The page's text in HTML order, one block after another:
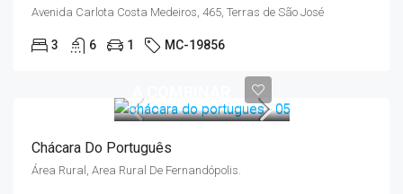
Avenida Carlota Costa Medeiros, 465, Terras de São José
3 6 1 MC-19856
Chácara Do Português
Área Rural, Area Rural De Fernandópolis.